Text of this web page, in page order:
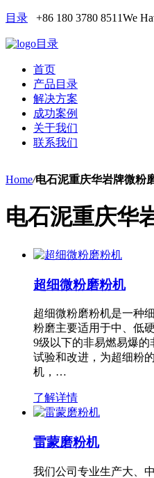
目录 +86 180 3780 8511We
目录
首页
产品目录
解决方案
成功案例
关于我们
联系我们
Home/电石泥重庆华岩牌微粉
电石泥重庆华
超细微粉磨粉机
超细微粉磨粉机是一种
粉磨主要适用于中、低
9级以下的非易燃易爆的
试验和改进，为超细粉
机，…
了解详情
雷蒙磨粉机
我们公司专业生产大、